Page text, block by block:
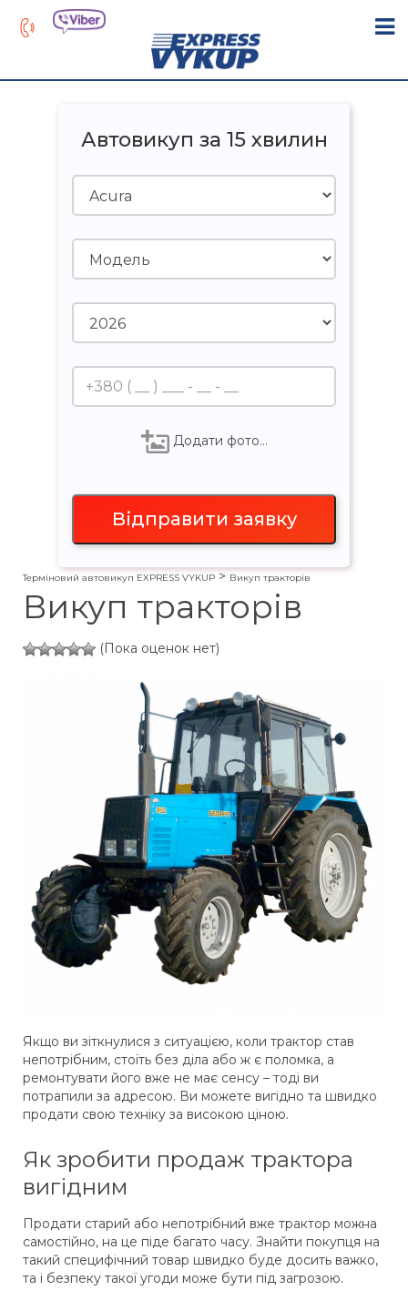
Автовикуп за 15 хвилин
Додати фото…
Терміновий автовикуп EXPRESS VYKUP > Викуп тракторів
Викуп тракторів
(Пока оценок нет)
Якщо ви зіткнулися з ситуацією, коли трактор став
непотрібним, стоїть без діла або ж є поломка, а
ремонтувати його вже не має сенсу – тоді ви
потрапили за адресою. Ви можете вигідно та швидко
продати свою техніку за високою ціною.
Як зробити продаж трактора
вигідним
Продати старий або непотрібний вже трактор можна
самостійно, на це піде багато часу. Знайти покупця на
такий специфічний товар швидко буде досить важко,
та і безпеку такої угоди може бути під загрозою.